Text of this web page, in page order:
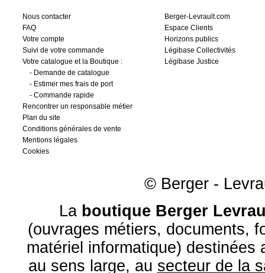
Nous contacter
FAQ
Votre compte
Suivi de votre commande
Votre catalogue et la Boutique :
- Demande de catalogue
- Estimer mes frais de port
- Commande rapide
Rencontrer un responsable métier
Plan du site
Conditions générales de vente
Mentions légales
Cookies
Berger-Levrault.com
Espace Clients
Horizons publics
Légibase Collectivités
Légibase Justice
© Berger -
La boutique Berger
(ouvrages métiers, documents,
matériel informatique) destinées
au sens large, au secteur de la